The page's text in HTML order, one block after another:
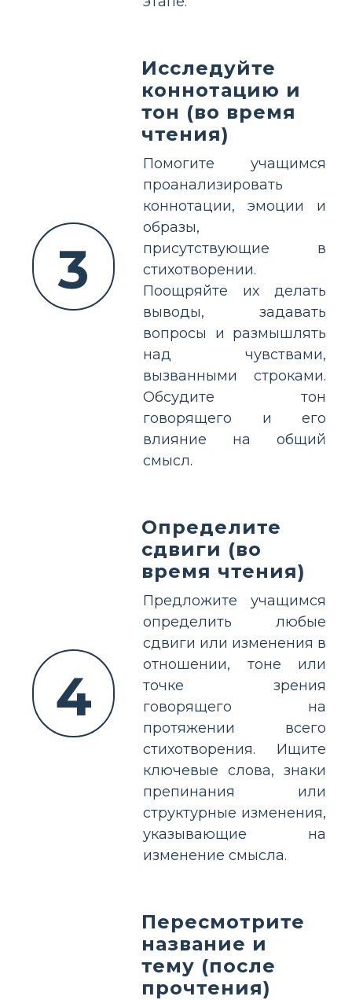
3
Исследуйте
коннотацию и
тон (во время
чтения)
Помогите учащимся
проанализировать
коннотации, эмоции и
образы,
присутствующие в
стихотворении.
Поощряйте их делать
выводы, задавать
вопросы и размышлять
над чувствами,
вызванными строками.
Обсудите тон
говорящего и его
влияние на общий
смысл.
4
Определите
сдвиги (во
время чтения)
Предложите учащимся
определить любые
сдвиги или изменения в
отношении, тоне или
точке зрения
говорящего на
протяжении всего
стихотворения. Ищите
ключевые слова, знаки
препинания или
структурные изменения,
указывающие на
изменение смысла.
Пересмотрите
название и
тему (после
прочтения)